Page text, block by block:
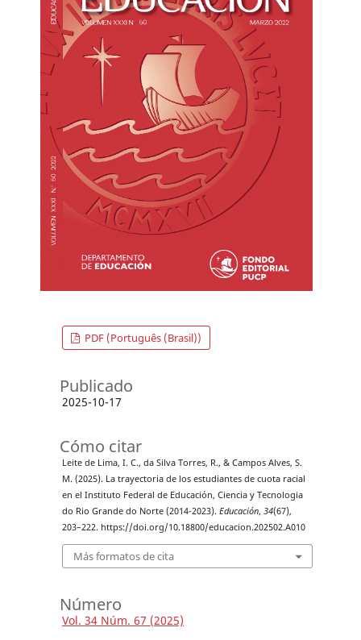
PDF (Português (Brasil))
Publicado
2025-10-17
Cómo citar
Leite de Lima, I. C., da Silva Torres, R., & Campos Alves, S.
M. (2025). La trayectoria de los estudiantes de cuota racial
en el Instituto Federal de Educación, Ciencia y Tecnologia
do Rio Grande do Norte (2014-2023). Educación, 34(67),
203–222. https://doi.org/10.18800/educacion.202502.A010
Más formatos de cita
Número
Vol. 34 Núm. 67 (2025)